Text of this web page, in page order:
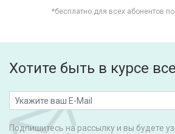
*бесплатно для всех абонентов
Хотите быть в курсе
Подпишитесь на рассылку и вы будете